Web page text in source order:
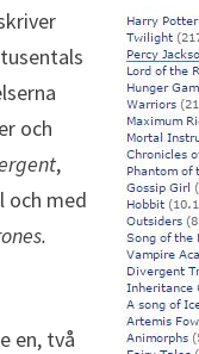
och
,
och med
en, två